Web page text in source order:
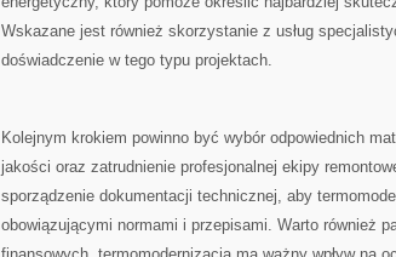
Wskazane⁤ jest⁢ również skorzystanie z usług
doświadczenie w ⁢tego typu projektach.
Kolejnym‍ krokiem powinno być wybór ‌odpowiednich
jakości oraz zatrudnienie ⁣profesjonalnej ekipy
sporządzenie dokumentacji technicznej, aby
obowiązującymi normami i przepisami. Warto również